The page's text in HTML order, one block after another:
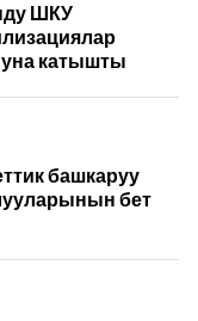
ШКУ
катышты
башкаруу
бет